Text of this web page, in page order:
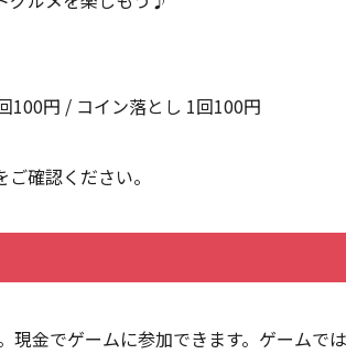
100円 / コイン落とし 1回100円
確認ください。
金でゲームに参加できます。ゲームで